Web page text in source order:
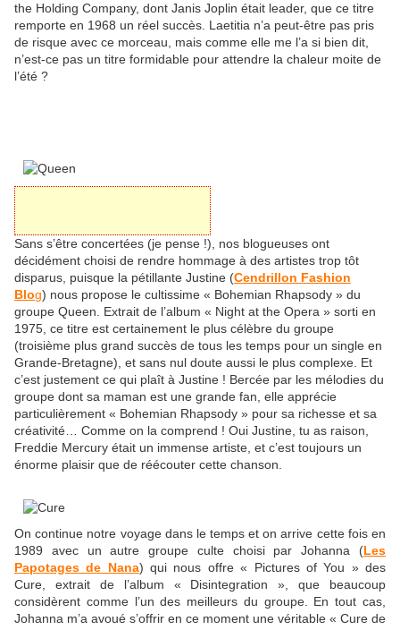
the Holding Company, dont Janis Joplin était leader, que ce titre
remporte en 1968 un réel succès. Laetitia n’a peut-être pas pris
de risque avec ce morceau, mais comme elle me l’a si bien dit,
n’est-ce pas un titre formidable pour attendre la chaleur moite de
l’été ?
Sans s’être concertées (je pense !), nos blogueuses ont
décidément choisi de rendre hommage à des artistes trop tôt
disparus, puisque la pétillante Justine (Cendrillon Fashion
Blog) nous propose le cultissime « Bohemian Rhapsody » du
groupe Queen. Extrait de l’album « Night at the Opera » sorti en
1975, ce titre est certainement le plus célèbre du groupe
(troisième plus grand succès de tous les temps pour un single en
Grande-Bretagne), et sans nul doute aussi le plus complexe. Et
c’est justement ce qui plaît à Justine ! Bercée par les mélodies du
groupe dont sa maman est une grande fan, elle apprécie
particulièrement « Bohemian Rhapsody » pour sa richesse et sa
créativité… Comme on la comprend ! Oui Justine, tu as raison,
Freddie Mercury était un immense artiste, et c’est toujours un
énorme plaisir que de réécouter cette chanson.
On continue notre voyage dans le temps et on arrive cette fois en
1989 avec un autre groupe culte choisi par Johanna (Les
Papotages de Nana) qui nous offre « Pictures of You » des
Cure, extrait de l’album « Disintegration », que beaucoup
considèrent comme l’un des meilleurs du groupe. En tout cas,
Johanna m’a avoué s’offrir en ce moment une véritable « Cure de